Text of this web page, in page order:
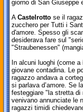
giorno di San Giuseppe
A Castelrotto se il
zucchero per Tutti i
d'amore. Spesso gli
desiderava fare sul
"Straubenessen"
In alcuni luoghi (come a
giovane contadina. Le
ragazzo andava a
si parlava d’amore. Se
festeggiare "la stretta
venivano annunciate le
ragazzi timidi